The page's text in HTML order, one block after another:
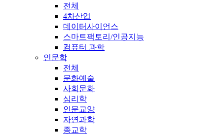
전체
4차산업
데이터사이언스
스마트팩토리/인공지능
컴퓨터 과학
인문학
전체
문화예술
사회문화
심리학
인문교양
자연과학
종교학